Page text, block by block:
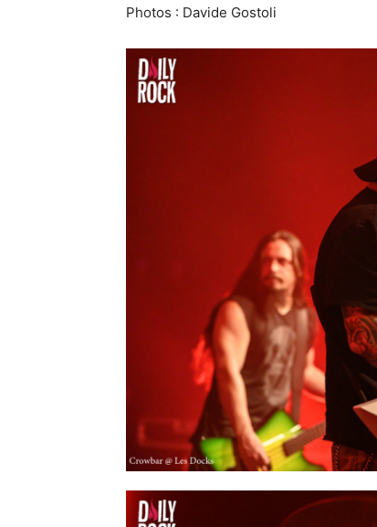
Photos : Davide Gostoli